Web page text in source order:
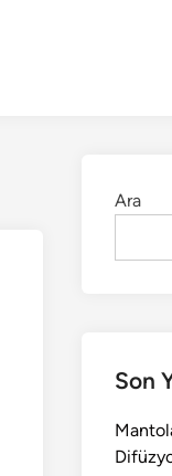
Ara
Son